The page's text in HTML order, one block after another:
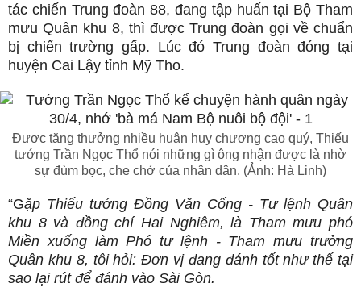
tác chiến Trung đoàn 88, đang tập huấn tại Bộ Tham
mưu Quân khu 8, thì được Trung đoàn gọi về chuẩn
bị chiến trường gấp. Lúc đó Trung đoàn đóng tại
huyện Cai Lậy tỉnh Mỹ Tho.
Được tặng thưởng nhiều huân huy chương cao quý, Thiếu
tướng Trần Ngọc Thổ nói những gì ông nhận được là nhờ
sự đùm bọc, che chở của nhân dân. (Ảnh: Hà Linh)
“Gặp Thiếu tướng Đồng Văn Cống - Tư lệnh Quân
khu 8 và đồng chí Hai Nghiêm, là Tham mưu phó
Miền xuống làm Phó tư lệnh - Tham mưu trưởng
Quân khu 8, tôi hỏi: Đơn vị đang đánh tốt như thế tại
sao lại rút để đánh vào Sài Gòn.